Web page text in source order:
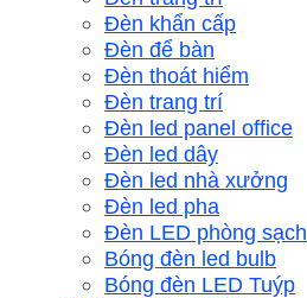
Đèn khẩn cấp
Đèn để bàn
Đèn thoát hiểm
Đèn trang trí
Đèn led panel office
Đèn led dây
Đèn led nhà xưởng
Đèn led pha
Đèn LED phòng sạch
Bóng đèn led bulb
Bóng đèn LED Tuýp